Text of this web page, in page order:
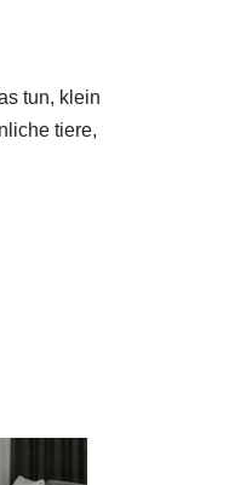
tun, klein
tiere,